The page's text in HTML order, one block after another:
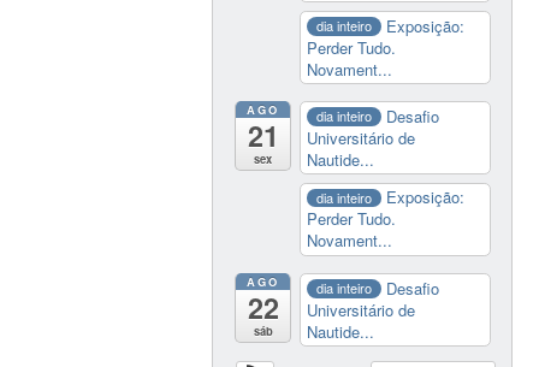
dia inteiro
Exposição:
Perder Tudo.
Novament...
AGO
21
sex
dia inteiro
Desafio
Universitário de
Nautide...
dia inteiro
Exposição:
Perder Tudo.
Novament...
AGO
22
sáb
dia inteiro
Desafio
Universitário de
Nautide...